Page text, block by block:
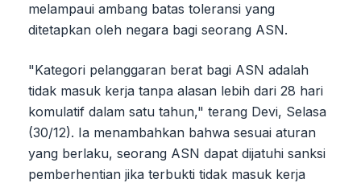
melampaui ambang batas toleransi yang
ditetapkan oleh negara bagi seorang ASN.
"Kategori pelanggaran berat bagi ASN adalah
tidak masuk kerja tanpa alasan lebih dari 28 hari
komulatif dalam satu tahun," terang Devi, Selasa
(30/12). Ia menambahkan bahwa sesuai aturan
yang berlaku, seorang ASN dapat dijatuhi sanksi
pemberhentian jika terbukti tidak masuk kerja